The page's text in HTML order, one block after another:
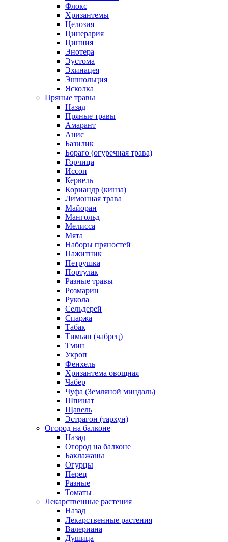
Флокс
Хризантемы
Целозия
Цинерария
Цинния
Энотера
Эустома
Эхинацея
Эшшольция
Ясколка
Пряные травы
Назад
Пряные травы
Амарант
Анис
Базилик
Бораго (огуречная трава)
Горчица
Иссоп
Кервель
Кориандр (кинза)
Лимонная трава
Майоран
Мангольд
Мелисса
Мята
Наборы пряностей
Пажитник
Петрушка
Портулак
Разные травы
Розмарин
Рукола
Сельдерей
Спаржа
Табак
Тимьян (чабрец)
Тмин
Укроп
Фенхель
Хризантема овощная
Чабер
Чуфа (Земляной миндаль)
Шпинат
Щавель
Эстрагон (тархун)
Огород на балконе
Назад
Огород на балконе
Баклажаны
Огурцы
Перец
Разные
Томаты
Лекарственные растения
Назад
Лекарственные растения
Валериана
Душица